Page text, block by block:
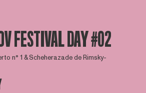
FESTIVAL DAY #02
n° 1 & Scheherazade de Rimsky-